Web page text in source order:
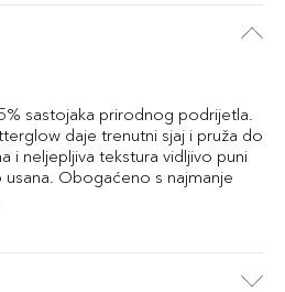
sastojaka prirodnog podrijetla.
daje trenutni sjaj i pruža do
i neljepljiva tekstura vidljivo puni
usana. Obogaćeno s najmanje